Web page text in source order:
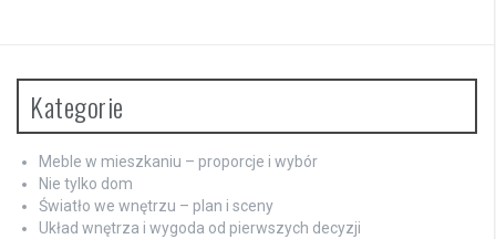
Kategorie
Meble w mieszkaniu – proporcje i wybór
Nie tylko dom
Światło we wnętrzu – plan i sceny
Układ wnętrza i wygoda od pierwszych decyzji